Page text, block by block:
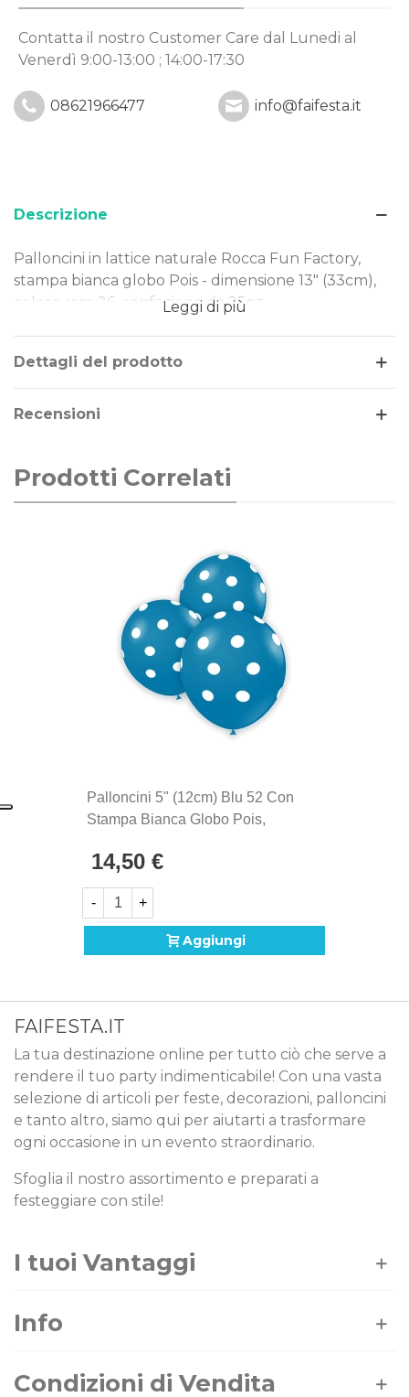
Contatta il nostro Customer Care dal Lunedi al
Venerdì 9:00-13:00 ; 14:00-17:30
08621966477 info@faifesta.it
Descrizione
Palloncini in lattice naturale Rocca Fun Factory,
stampa bianca globo Pois - dimensione 13" (33cm),
colore rosa 26, confezione da 25pz.
Dimensione: 13" (33cm)
Tipo Stampa: bianca globo Pois
Gonfiaggio: aria o elio
Leggi di più
Dettagli del prodotto
Recensioni
Prodotti Correlati
Palloncini 5" (12cm) Blu 52 Con
Stampa Bianca Globo Pois,
14,50 €
- +
Aggiungi
FAIFESTA.IT
La tua destinazione online per tutto ciò che serve a
rendere il tuo party indimenticabile! Con una vasta
selezione di articoli per feste, decorazioni, palloncini
e tanto altro, siamo qui per aiutarti a trasformare
ogni occasione in un evento straordinario.
Sfoglia il nostro assortimento e preparati a
festeggiare con stile!
I tuoi Vantaggi
Info
Condizioni di Vendita